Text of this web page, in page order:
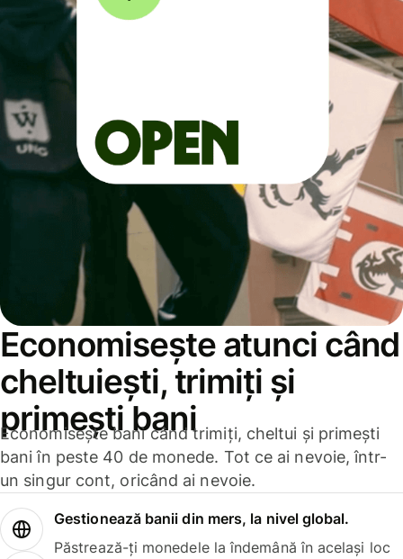
Economisește atunci când
cheltuiești, trimiți și
primești bani
Economisește bani când trimiți, cheltui și primești
bani în peste 40 de monede. Tot ce ai nevoie, într-
un singur cont, oricând ai nevoie.
Gestionează banii din mers, la nivel global.
Păstrează-ți monedele la îndemână în același loc